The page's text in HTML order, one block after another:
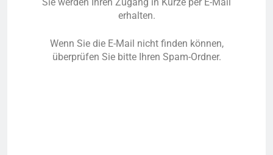
Sie werden Ihren Zugang in Kürze per E-Mail
erhalten.
Wenn Sie die E-Mail nicht finden können,
überprüfen Sie bitte Ihren Spam-Ordner.